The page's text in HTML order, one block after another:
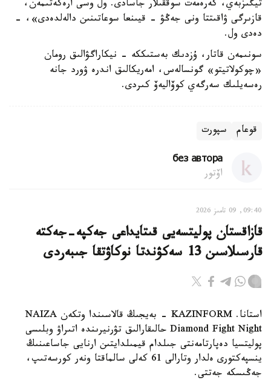
تيگىزبەي، كەرەمەت سوققىلار جاسادى. ول وسى ارەكەتىمەن،
قازىرگى ۋاقىتتا ونى جەڭۋ - قيىنعا سوعاتىنىن دالەلدەدى»، -
دەدى ول.
سونىمەن قاتار، ۇزدىك بەستىككە - نيكاراگۋالىق رومان
«چوكولاتيتو» گونسالەس، امەريكالىق اندرە ۋورد جانە
رەسەيلىك سەرگەي كوۆاليەۆ كىردى.
قوعام سپورت
без автора
اۆتور
09:40, 09 تامىز 2026
قازاقستان پوليتسەيى قىتايداعى جەكپە-جەكتە
قارسىلاسىن 13 سەكۋندتا نوكاۋتقا جىبەردى
استانا. KAZINFORM - بەيجىڭ قالاسىندا وتكەن NAIZA
Diamond Fight Night حالىقارالىق تۋرنيرىندە اتىراۋ وبلىسى
پوليتسيا دەپارتامەنتى جىلدام قيمىلدايتىن ارنايى جاساعىنىڭ
ينسپەكتورى ەلدار وتارالى 61 كەلى سالماقتا ونەر كورسەتىپ،
جەڭىسكە جەتتى.